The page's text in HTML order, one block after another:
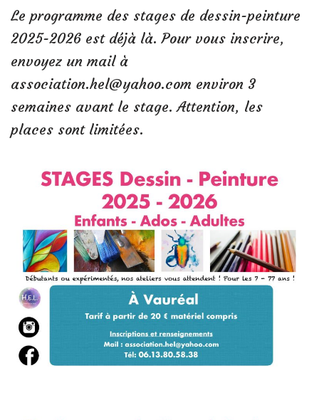
Le programme des stages de dessin-peinture
2025-2026 est déjà là. Pour vous inscrire,
envoyez un mail à
association.hel@yahoo.com environ 3
semaines avant le stage. Attention, les
places sont limitées.